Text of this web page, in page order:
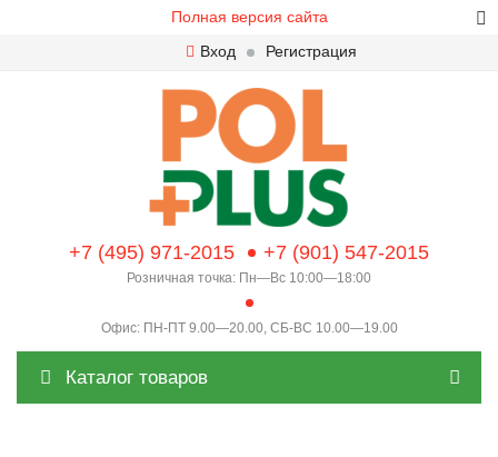
Полная версия сайта
Вход
Регистрация
+7 (495) 971-2015 +7 (901) 547-2015
Розничная точка: Пн—Вс 10:00—18:00
Офис: ПН-ПТ 9.00—20.00, СБ-ВС 10.00—19.00
Каталог товаров